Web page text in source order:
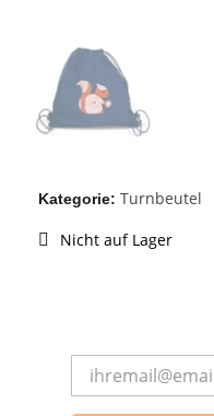
Kategorie Turnbeutel
Nicht auf Lager